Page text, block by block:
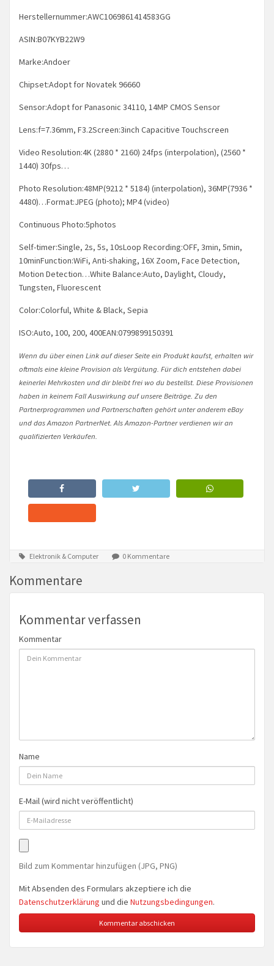
Herstellernummer:AWC1069861414583GG
ASIN:B07KYB22W9
Marke:Andoer
Chipset:Adopt for Novatek 96660
Sensor:Adopt for Panasonic 34110, 14MP CMOS Sensor
Lens:f=7.36mm, F3.2Screen:3inch Capacitive Touchscreen
Video Resolution:4K (2880 * 2160) 24fps (interpolation), (2560 *
1440) 30fps…
Photo Resolution:48MP(9212 * 5184) (interpolation), 36MP(7936 *
4480)…Format:JPEG (photo); MP4 (video)
Continuous Photo:5photos
Self-timer:Single, 2s, 5s, 10sLoop Recording:OFF, 3min, 5min,
10minFunction:WiFi, Anti-shaking, 16X Zoom, Face Detection,
Motion Detection…White Balance:Auto, Daylight, Cloudy,
Tungsten, Fluorescent
Color:Colorful, White & Black, Sepia
ISO:Auto, 100, 200, 400EAN:0799899150391
Wenn du über einen Link auf dieser Seite ein Produkt kaufst, erhalten wir
oftmals eine kleine Provision als Vergütung. Für dich entstehen dabei
keinerlei Mehrkosten und dir bleibt frei wo du bestellst. Diese Provisionen
haben in keinem Fall Auswirkung auf unsere Beiträge. Zu den
Partnerprogrammen und Partnerschaften gehört unter anderem eBay
und das Amazon PartnerNet. Als Amazon-Partner verdienen wir an
qualifizierten Verkäufen.
Elektronik & Computer 0 Kommentare
Kommentare
Kommentar verfassen
Kommentar
Name
E-Mail (wird nicht veröffentlicht)
Bild zum Kommentar hinzufügen (JPG, PNG)
Mit Absenden des Formulars akzeptiere ich die
Datenschutzerklärung und die Nutzungsbedingungen.